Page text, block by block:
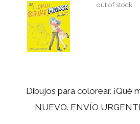
out of stock
Dibujos para colorear. ¡Qué
NUEVO. ENVÍO